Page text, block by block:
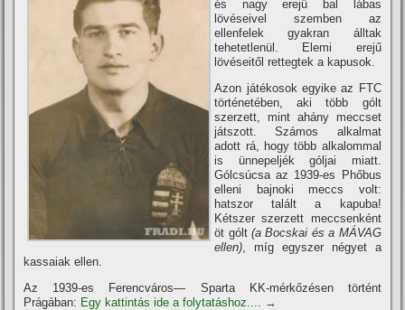
és nagy erejű bal lábas
lövéseivel szemben az
ellenfelek gyakran álltak
tehetetlenül. Elemi erejű
lövéseitől rettegtek a kapusok.
Azon játékosok egyike az FTC
történetében, aki több gólt
szerzett, mint ahány meccset
játszott. Számos alkalmat
adott rá, hogy több alkalommal
is ünnepeljék góljai miatt.
Gólcsúcsa az 1939-es Phőbus
elleni bajnoki meccs volt:
hatszor talált a kapuba!
Kétszer szerzett meccsenként
öt gólt(a Bocskai és a MÁVAG
ellen), mí­g egyszer négyet a
kassaiak ellen.
Az 1939-es Ferencváros— Sparta KK-mérkőzésen történt
Prágában: Egy kattintás ide a folytatáshoz.... →